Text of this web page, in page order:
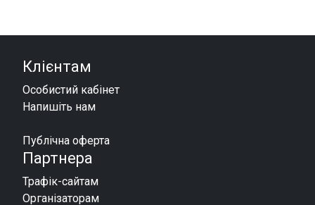
Клієнтам
Особистий кабінет
Напишіть нам
Публічна оферта
Партнера
Трафік-сайтам
Організаторам